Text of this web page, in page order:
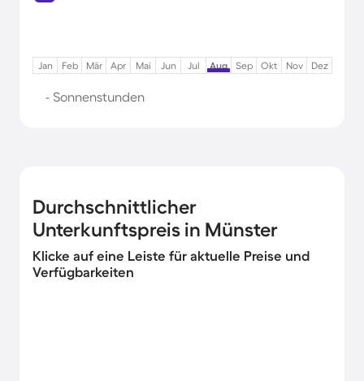
Jan Feb Mär Apr Mai Jun Jul Aug Sep Okt Nov Dez
- Sonnenstunden
Durchschnittlicher
Unterkunftspreis in Münster
Klicke auf eine Leiste für aktuelle Preise und
Verfügbarkeiten